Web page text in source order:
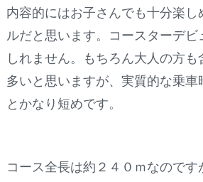
内容的にはお子さんでも十分楽し
ルだと思います。コースターデビ
しれません。もちろん大人の方も
多いと思いますが、実質的な乗車
とかなり短めです。
コース全長は約２４０ｍなので